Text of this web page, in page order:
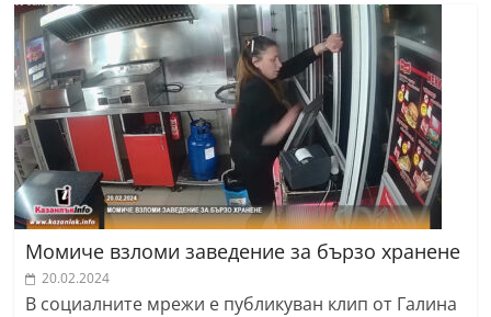
Момиче взломи заведение за бързо хранене
20.02.2024
В социалните мрежи е публикуван клип от Галина